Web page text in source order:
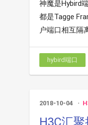
神魔是Hybird
都是Tagge
户端口相互隔
hybird端口
2018-10-04
H3C汇